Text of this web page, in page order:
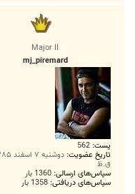
Major II
mj_piremard
پست: 562
تاریخ عضویت:
ق.ظ
سپاس‌های ارسالی: 1360 بار
سپاس‌های دریافتی: 1358 بار